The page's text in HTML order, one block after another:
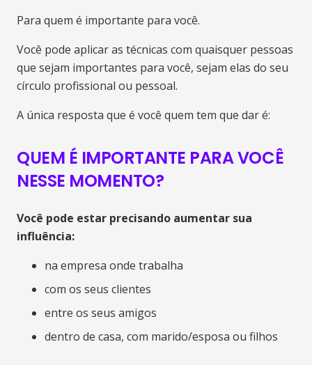
Para quem é importante para você.
Você pode aplicar as técnicas com quaisquer pessoas
que sejam importantes para você, sejam elas do seu
círculo profissional ou pessoal.
A única resposta que é você quem tem que dar é:
QUEM É IMPORTANTE PARA VOCÊ
NESSE MOMENTO?
Você pode estar precisando aumentar sua
influência:
na empresa onde trabalha
com os seus clientes
entre os seus amigos
dentro de casa, com marido/esposa ou filhos